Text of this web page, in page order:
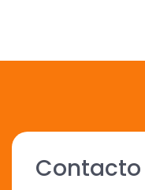
Contacto